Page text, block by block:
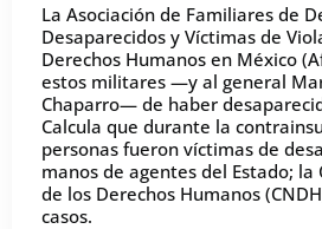
La Asociación de Familiares de
Desaparecidos y Víctimas de
Derechos Humanos en México
estos militares —y al general
Chaparro— de haber
Calcula que durante la
personas fueron víctimas de
manos de agentes del Estado; la
de los Derechos Humanos
casos.